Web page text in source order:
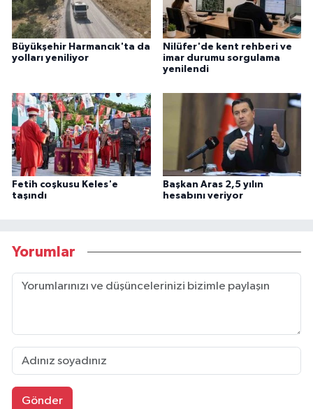
Büyükşehir Harmancık'ta da
yolları yeniliyor
Nilüfer'de kent rehberi ve
imar durumu sorgulama
yenilendi
Fetih coşkusu Keles'e
taşındı
Başkan Aras 2,5 yılın
hesabını veriyor
Yorumlar
Gönder